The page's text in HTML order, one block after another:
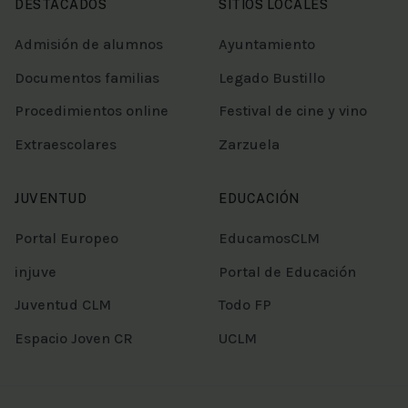
DESTACADOS
Admisión de alumnos
Documentos familias
Procedimientos online
Extraescolares
SITIOS LOCALES
Ayuntamiento
Legado Bustillo
Festival de cine y vino
Zarzuela
JUVENTUD
Portal Europeo
injuve
Juventud CLM
Espacio Joven CR
EDUCACIÓN
EducamosCLM
Portal de Educación
Todo FP
UCLM